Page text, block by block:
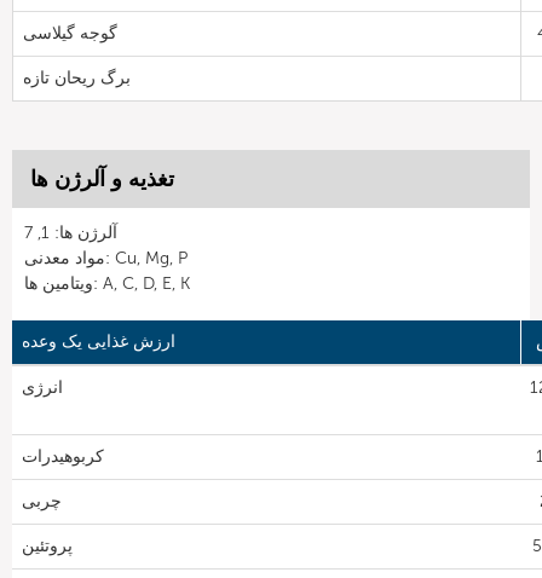
گوجه گیلاسی
برگ ریحان تازه
تغذیه و آلرژن ها
آلرژن ها: 1, 7
مواد معدنی: Cu, Mg, P
ویتامین ها: A, C, D, E, K
ارزش غذایی یک وعده
انرژی
کربوهیدرات
چربی
پروتئین